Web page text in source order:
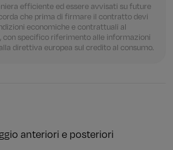
efficiente ed essere avvisati su future
che prima di firmare il contratto devi
economiche e contrattuali al
con specifico riferimento alle informazioni
direttiva europea sul credito al consumo.
anteriori e posteriori